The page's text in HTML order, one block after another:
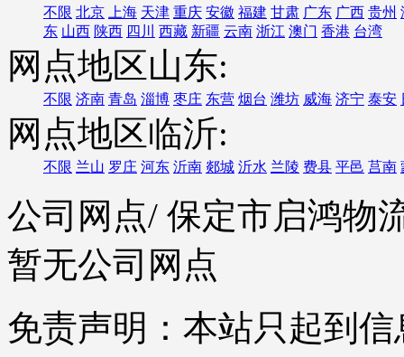
不限 北京 上海 天津 重庆 安徽 福建 甘肃 广东 广西 贵州
东 山西 陕西 四川 西藏 新疆 云南 浙江 澳门 香港 台湾
网点地区山东:
不限 济南 青岛 淄博 枣庄 东营 烟台 潍坊 威海 济宁 泰安
网点地区临沂:
不限 兰山 罗庄 河东 沂南 郯城 沂水 兰陵 费县 平邑 莒南
公司网点/ 保定市启鸿物
暂无公司网点
免责声明：本站只起到